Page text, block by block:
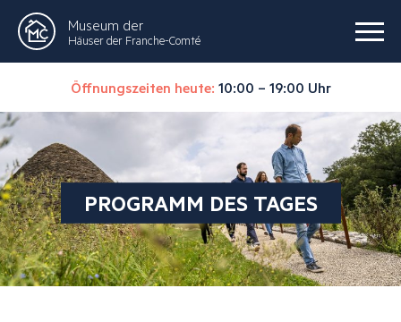
Museum der
Häuser der Franche-Comté
Öffnungszeiten heute: 10:00 – 19:00 Uhr
PROGRAMM DES TAGES